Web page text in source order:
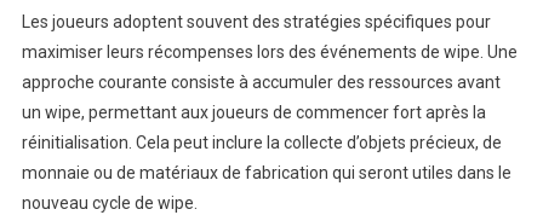
Les joueurs adoptent souvent des stratégies spécifiques pour
maximiser leurs récompenses lors des événements de wipe. Une
approche courante consiste à accumuler des ressources avant
un wipe, permettant aux joueurs de commencer fort après la
réinitialisation. Cela peut inclure la collecte d’objets précieux, de
monnaie ou de matériaux de fabrication qui seront utiles dans le
nouveau cycle de wipe.